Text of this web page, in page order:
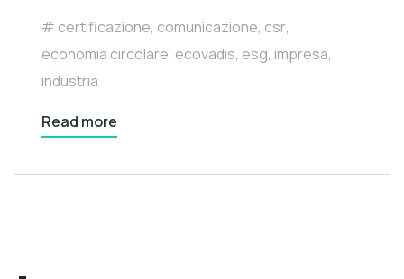
certificazione, comunicazione, csr,
economia circolare, ecovadis, esg, impresa,
industria
Read more